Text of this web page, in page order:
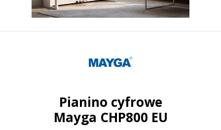
Pianino cyfrowe
Mayga CHP800 EU